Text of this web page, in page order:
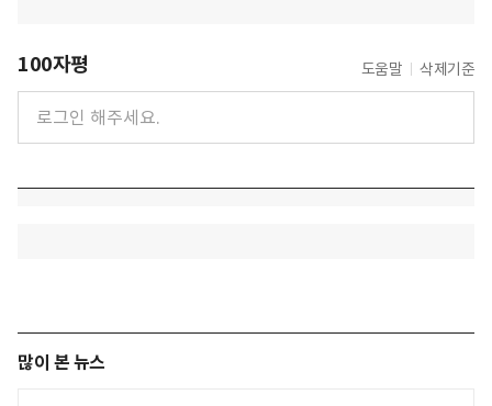
100자평 도움말 삭제기준
많이 본 뉴스